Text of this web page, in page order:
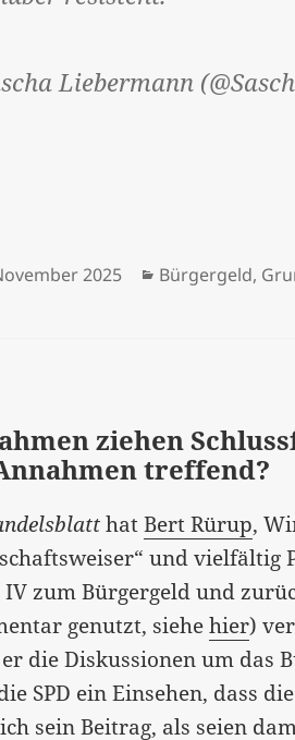
Liebermann
2025 Kategorien
Bürgergeld,
ziehen
treffend?
hatBert Rürup,
und vielfältig
zum Bürgergeld und
genutzt, siehehier)
die Diskussionen um das
SPD ein Einsehen, dass
sein Beitrag, als seien